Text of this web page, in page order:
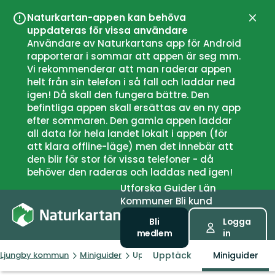
Naturkartan-appen kan behöva
uppdateras för vissa användare
Användare av Naturkartans app för Android
rapporterar i sommar att appen är seg mm.
Vi rekommenderar att man raderar appen
helt från sin telefon i så fall och laddar ned
igen! Då skall den fungera bättre. Den
befintliga appen skall ersättas av en ny app
efter sommaren. Den gamla appen laddar
all data för hela landet lokalt i appen (för
att klara offline-läge) men det innebär att
den blir för stor för vissa telefoner - då
behöver den raderas och laddas ned igen!
UtforskaGuiderLän
Kommuner Bli kund
Bli
medlem
Logga
in
Ljungby kommun Miniguider Upplev sjön Bolmen från
Upptäck Miniguider